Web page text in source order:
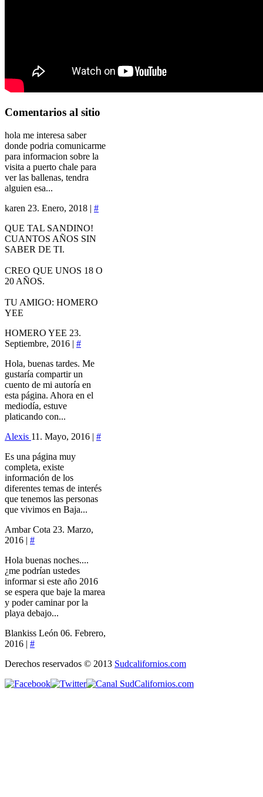
Comentarios al sitio
hola me interesa saber
donde podria comunicarme
para informacion sobre la
visita a puerto chale para
ver las ballenas, tendra
alguien esa...
karen 23. Enero, 2018 | #
QUE TAL SANDINO!
CUANTOS AÑOS SIN
SABER DE TI.
CREO QUE UNOS 18 O
20 AÑOS.
TU AMIGO: HOMERO
YEE
HOMERO YEE 23.
Septiembre, 2016 | #
Hola, buenas tardes. Me
gustaría compartir un
cuento de mi autoría en
esta página. Ahora en el
mediodía, estuve
platicando con...
Alexis 11. Mayo, 2016 | #
Es una página muy
completa, existe
información de los
diferentes temas de interés
que tenemos las personas
que vivimos en Baja...
Ambar Cota 23. Marzo,
2016 | #
Hola buenas noches....
¿me podrían ustedes
informar si este año 2016
se espera que baje la marea
y poder caminar por la
playa debajo...
Blankiss León 06. Febrero,
2016 | #
Derechos reservados © 2013 Sudcalifornios.com